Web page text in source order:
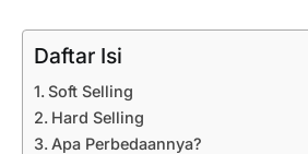
Daftar Isi
Soft Selling
Hard Selling
Apa Perbedaannya?